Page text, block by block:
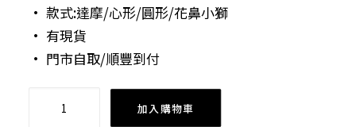
• 款式:達摩/心形/圓形/花鼻小獅
• 有現貨
• 門市自取/順豐到付
加入購物車